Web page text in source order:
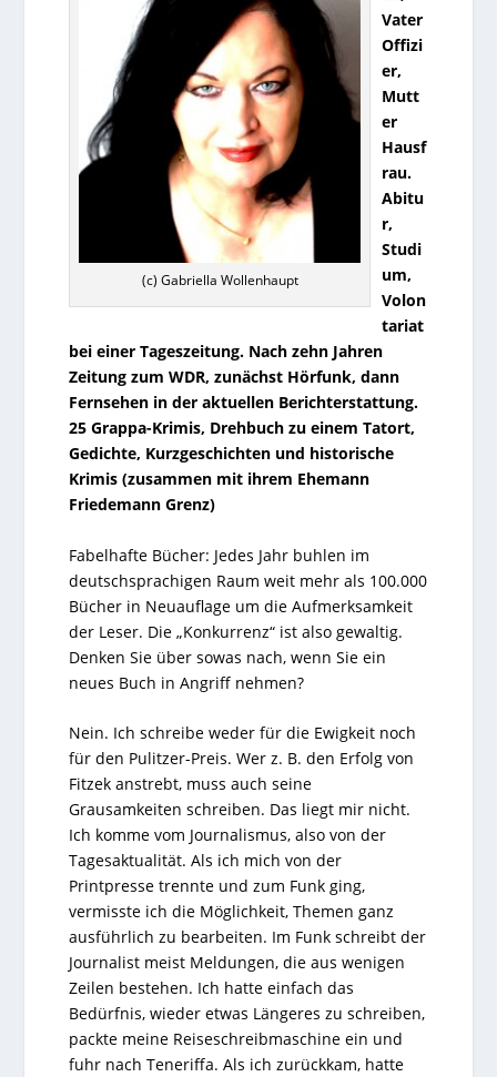
(c) Gabriella Wollenhaupt
Vater
Offizi
er,
Mutt
er
Hausf
rau.
Abitu
r,
Studi
um,
Volon
tariat
bei einer Tageszeitung. Nach zehn Jahren
Zeitung zum WDR, zunächst Hörfunk, dann
Fernsehen in der aktuellen Berichterstattung.
25 Grappa-Krimis, Drehbuch zu einem Tatort,
Gedichte, Kurzgeschichten und historische
Krimis (zusammen mit ihrem Ehemann
Friedemann Grenz)
Fabelhafte Bücher: Jedes Jahr buhlen im
deutschsprachigen Raum weit mehr als 100.000
Bücher in Neuauflage um die Aufmerksamkeit
der Leser. Die „Konkurrenz“ ist also gewaltig.
Denken Sie über sowas nach, wenn Sie ein
neues Buch in Angriff nehmen?
Nein. Ich schreibe weder für die Ewigkeit noch
für den Pulitzer-Preis. Wer z. B. den Erfolg von
Fitzek anstrebt, muss auch seine
Grausamkeiten schreiben. Das liegt mir nicht.
Ich komme vom Journalismus, also von der
Tagesaktualität. Als ich mich von der
Printpresse trennte und zum Funk ging,
vermisste ich die Möglichkeit, Themen ganz
ausführlich zu bearbeiten. Im Funk schreibt der
Journalist meist Meldungen, die aus wenigen
Zeilen bestehen. Ich hatte einfach das
Bedürfnis, wieder etwas Längeres zu schreiben,
packte meine Reiseschreibmaschine ein und
fuhr nach Teneriffa. Als ich zurückkam, hatte